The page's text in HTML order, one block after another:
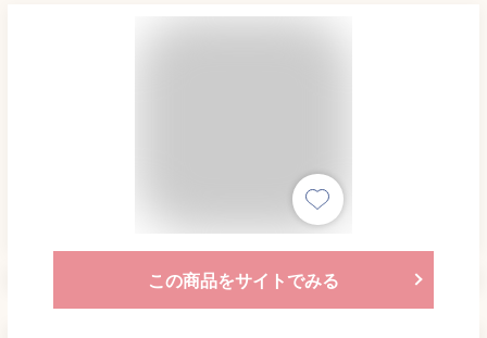
この商品をサイトでみる